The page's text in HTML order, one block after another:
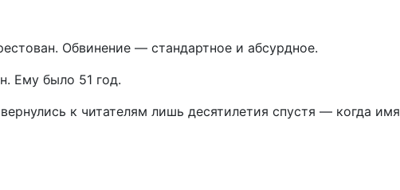
Обвинение — стандартное и абсурдное.
Ему было 51 год.
к читателям лишь десятилетия спустя — когда имя